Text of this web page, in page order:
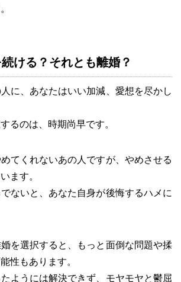
ける？それとも離婚？
に、あなたはいい加減、愛想を尽かし
るのは、時期尚早です。
てくれないあの人ですが、やめさせる
ます。
ないと、あなた自身が後悔するハメに
を選択すると、もっと面倒な問題や揉
性もあります。
ようには解決できず、モヤモヤと鬱屈